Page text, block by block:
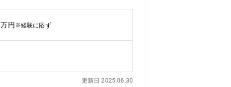
タイム制度やフリーアドレスも導入さ
ち合わせ。昼休みは1時間しっかりリ
図れます。
円 ※経験に応ず
更新日 2025.06.30